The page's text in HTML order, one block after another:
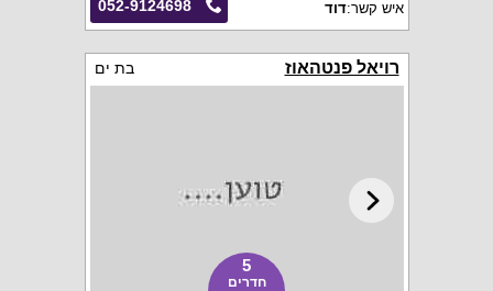
052-9124698 איש קשר:דוד
רויאל פנטהאוז בת ים
5
חדרים